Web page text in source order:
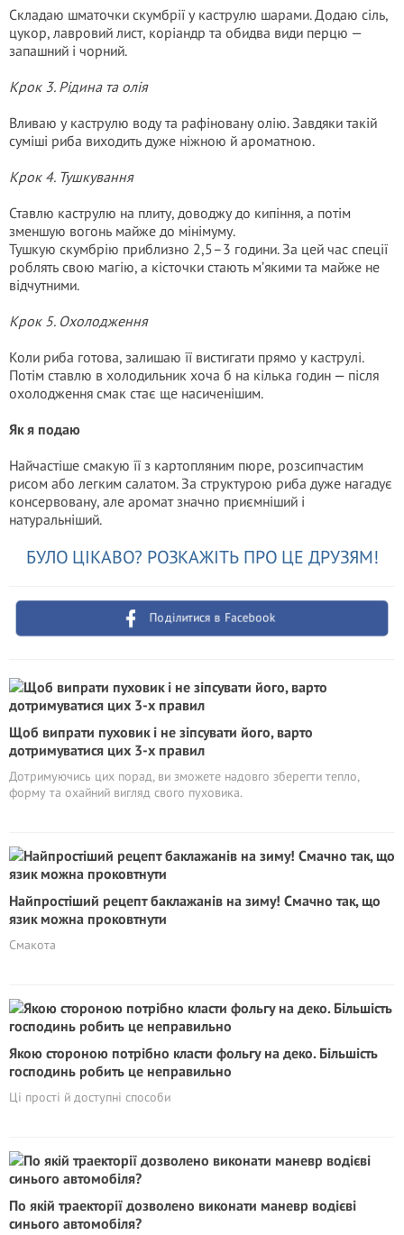
Складаю шматочки скумбрії у каструлю шарами. Додаю сіль,
цукор, лавровий лист, коріандр та обидва види перцю —
запашний і чорний.
Крок 3. Рідина та олія
Вливаю у каструлю воду та рафіновану олію. Завдяки такій
суміші риба виходить дуже ніжною й ароматною.
Крок 4. Тушкування
Ставлю каструлю на плиту, доводжу до кипіння, а потім
зменшую вогонь майже до мінімуму.
Тушкую скумбрію приблизно 2,5–3 години. За цей час спеції
роблять свою магію, а кісточки стають м’якими та майже не
відчутними.
Крок 5. Охолодження
Коли риба готова, залишаю її вистигати прямо у каструлі.
Потім ставлю в холодильник хоча б на кілька годин — після
охолодження смак стає ще насиченішим.
Як я подаю
Найчастіше смакую її з картопляним пюре, розсипчастим
рисом або легким салатом. За структурою риба дуже нагадує
консервовану, але аромат значно приємніший і
натуральніший.
БУЛО ЦІКАВО? РОЗКАЖІТЬ ПРО ЦЕ ДРУЗЯМ!
Поділитися в Facebook
Щоб випрати пуховик і не зіпсувати його, варто
дотримуватися цих 3-х правил
Дотримуючись цих порад, ви зможете надовго зберегти тепло,
форму та охайний вигляд свого пуховика.
Найпростіший рецепт баклажанів на зиму! Смачно так, що
язик можна проковтнути
Смакота
Якою стороною потрібно класти фольгу на деко. Більшість
господинь робить це неправильно
Ці прості й доступні способи
По якій траекторії дозволено виконати маневр водієві
синього автомобіля?